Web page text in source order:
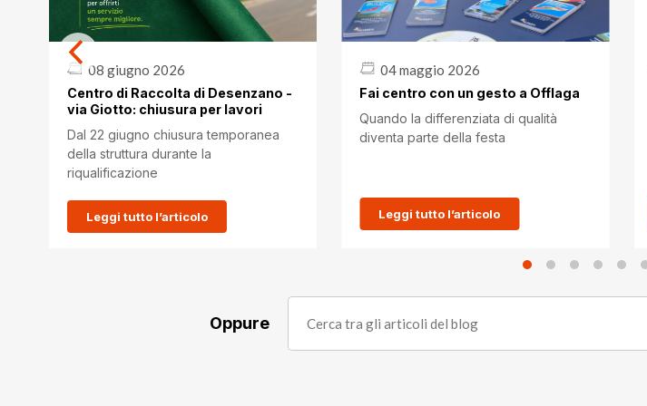
08 giugno 2026
Centro di Raccolta di Desenzano -
via Giotto: chiusura per lavori
Dal 22 giugno chiusura temporanea
della struttura durante la
riqualificazione
Leggi tutto l’articolo
04 maggio 2026
Fai centro con un gesto a Offlaga
Quando la differenziata di qualità
diventa parte della festa
Leggi tutto l’articolo
Oppure